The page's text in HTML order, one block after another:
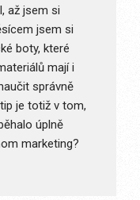
až jsem si
jsem si
boty, které
mají i
správně
je totiž v tom,
úplně
marketing?